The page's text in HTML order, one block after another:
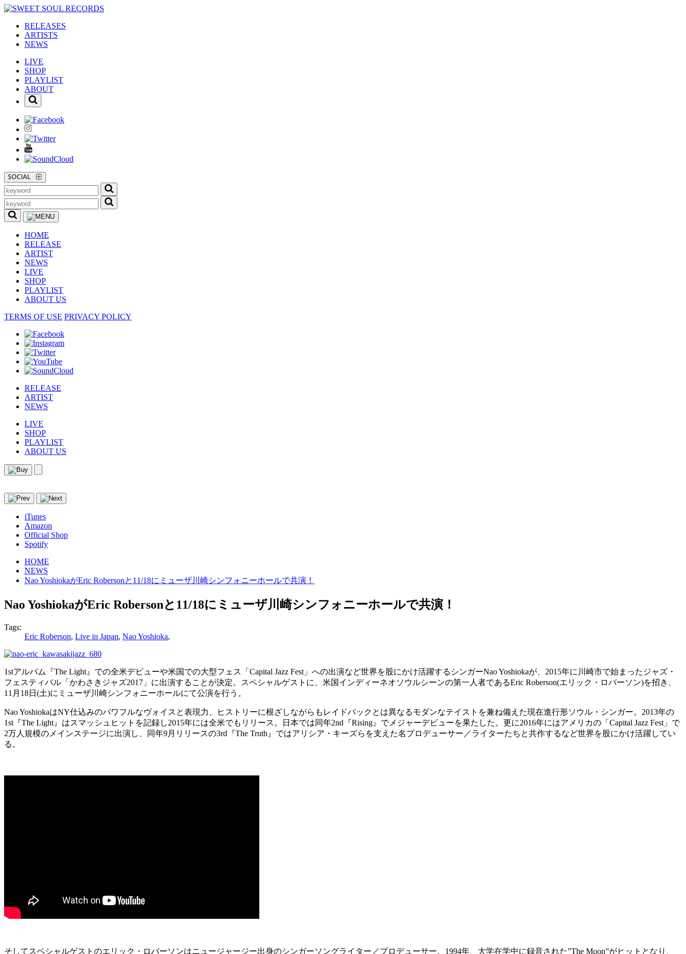
RELEASES
ARTISTS
NEWS
LIVE
SHOP
PLAYLIST
ABOUT
HOME
RELEASE
ARTIST
NEWS
LIVE
SHOP
PLAYLIST
ABOUT US
TERMS OF USE PRIVACY POLICY
RELEASE
ARTIST
NEWS
LIVE
SHOP
PLAYLIST
ABOUT US
iTunes
Amazon
Official Shop
Spotify
HOME
NEWS
Nao YoshiokaがEric Robersonと11/18にミューザ川崎シンフォニーホールで共演！
Nao YoshiokaがEric Robersonと11/18にミューザ川崎シンフォニーホールで共演！
Tags:
Eric Roberson, Live in Japan, Nao Yoshioka,
1stアルバム『The Light』での全米デビューや米国での大型フェス「Capital Jazz Fest」への出演など世界を股にかけ活躍するシンガーNao Yoshiokaが、2015年に川崎市で始まったジャズ・
フェスティバル「かわさきジャズ2017」に出演することが決定。スペシャルゲストに、米国インディーネオソウルシーンの第一人者であるEric Roberson(エリック・ロバーソン)を招き、
11月18日(土)にミューザ川崎シンフォニーホールにて公演を行う。
Nao YoshiokaはNY仕込みのパワフルなヴォイスと表現力、ヒストリーに根ざしながらもレイドバックとは異なるモダンなテイストを兼ね備えた現在進行形ソウル・シンガー。2013年の
1st『The Light』はスマッシュヒットを記録し2015年には全米でもリリース。日本では同年2nd『Rising』でメジャーデビューを果たした。更に2016年にはアメリカの「Capital Jazz Fest」で
2万人規模のメインステージに出演し、同年9月リリースの3rd『The Truth』ではアリシア・キーズらを支えた名プロデューサー／ライターたちと共作するなど世界を股にかけ活躍してい
る。
そしてスペシャルゲストのエリック・ロバーソンはニュージャージー出身のシンガーソングライター／プロデューサー。1994年、大学在学中に録音された”The Moon”がヒットとなり、